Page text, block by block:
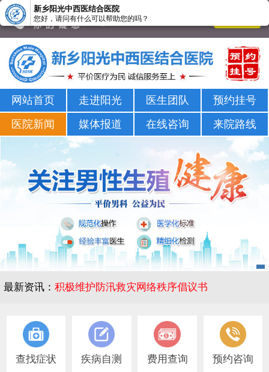
新乡男科医院-新乡市正规男科医院-新乡阳光男科医院
网站首页 走进阳光 医生团队
预约挂号
医院新闻
媒体报道 在线咨询 来院路线
最新资讯： 积极维护防汛救灾网络秩序倡议书
查找症状 疾病自测 费用查询 预约咨询
新乡阳光中西医结合医院
您好，请问有什么可以帮助您的吗？